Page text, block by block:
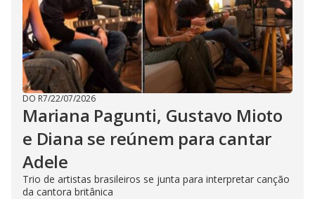
DO R7/22/07/2026
Mariana Pagunti, Gustavo Mioto
e Diana se reúnem para cantar
Adele
Trio de artistas brasileiros se junta para interpretar canção
da cantora britânica